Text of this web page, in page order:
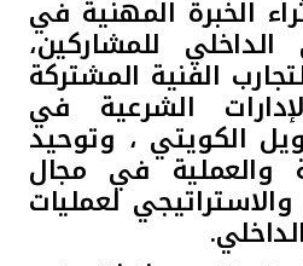
الخبرة المهنية في
للمشاركين،
الفنية المشتركة
الشرعية في
الكويتي ، وتوحيد
والعملية في مجال
لعمليات